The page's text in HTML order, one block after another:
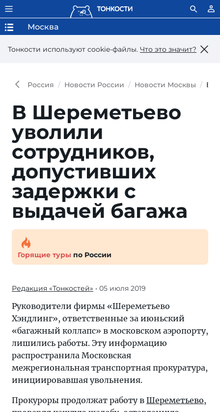
Тонкости используют сookie-файлы. Что это значит?
Москва
Россия Новости России Новости Москвы В
В Шереметьево
уволили
сотрудников,
допустивших
задержки с
выдачей багажа
Горящие туры по России
Редакция «Тонкостей» • 05 июля 2019
Руководители фирмы «Шереметьево
Хэндлинг», ответственные за июньский
«багажный коллапс» в московском аэропорту,
лишились работы. Эту информацию
распространила Московская
межрегиональная транспортная прокуратура,
инициировавшая увольнения.
Прокуроры продолжат работу в Шереметьево,